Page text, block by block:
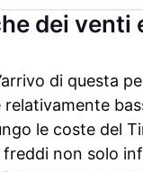
dei venti
di questa
relativamente
le coste del
non solo